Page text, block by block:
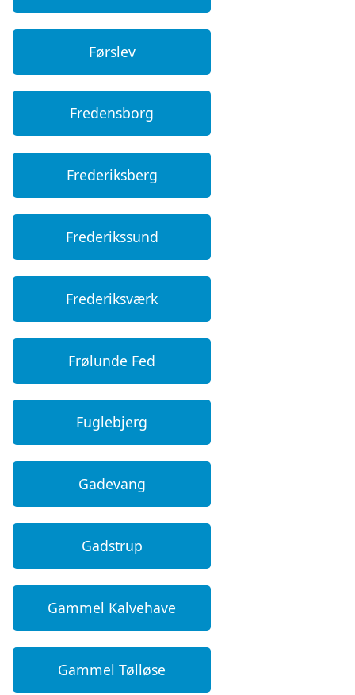
Førslev
Fredensborg
Frederiksberg
Frederikssund
Frederiksværk
Frølunde Fed
Fuglebjerg
Gadevang
Gadstrup
Gammel Kalvehave
Gammel Tølløse